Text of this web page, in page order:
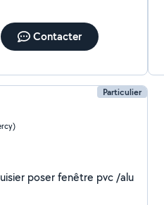
Contacter
Particulier
poser fenêtre pvc /alu